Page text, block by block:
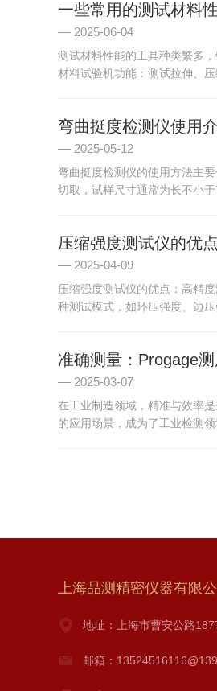
一些常用的测试材料
2025-06-04
测试材料性能的工具种类繁多
材料试验机功能：测试拉伸、
弯曲挺度检测仪使用
2025-05-12
弯曲挺度检测仪的使用方法主
切取，试样尺寸通常为长不小
压缩强度测试仪的优
2025-04-09
压缩强度测试仪的优点：高精
种测试模式，如环压强度、边
准确测量：Progage
2025-03-07
在工业制造领域，精准与效率
的应用场景，成为了工业检测
上海品测精密仪器有限公
地址：上海市曹安公路
邮箱：